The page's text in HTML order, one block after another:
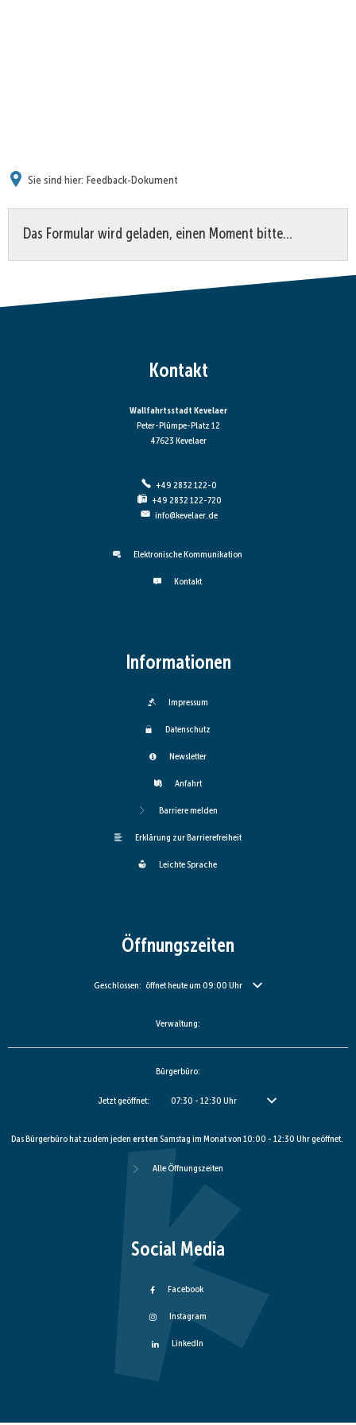
Sie sind hier: Feedback-Dokument
Das Formular wird geladen, einen Moment bitte…
Kontakt
Wallfahrtsstadt Kevelaer
Peter-Plümpe-Platz 12
47623 Kevelaer
+49 2832 122-0
+49 2832 122-720
info@kevelaer.de
Elektronische Kommunikation
Kontakt
Informationen
Impressum
Datenschutz
Newsletter
Anfahrt
Barriere melden
Erklärung zur Barrierefreiheit
Leichte Sprache
Öffnungszeiten
Klicken, um weitere Öffnungs- oder Schließzeiten auszublenden
Geschlossen: öffnet heute um 09:00 Uhr
Verwaltung:
Bürgerbüro:
Klicken, um weitere Öffnungs- oder Schließzeiten auszublenden
Jetzt geöffnet: 07:30 - 12:30 Uhr Von 07:30 bis 12:30 Uhr
Das Bürgerbüro hat zudem jeden erstenSamstag im Monat von 10:00 - 12:30 Uhr geöffnet.
Alle Öffnungszeiten
Social Media
Facebook
Instagram
LinkedIn